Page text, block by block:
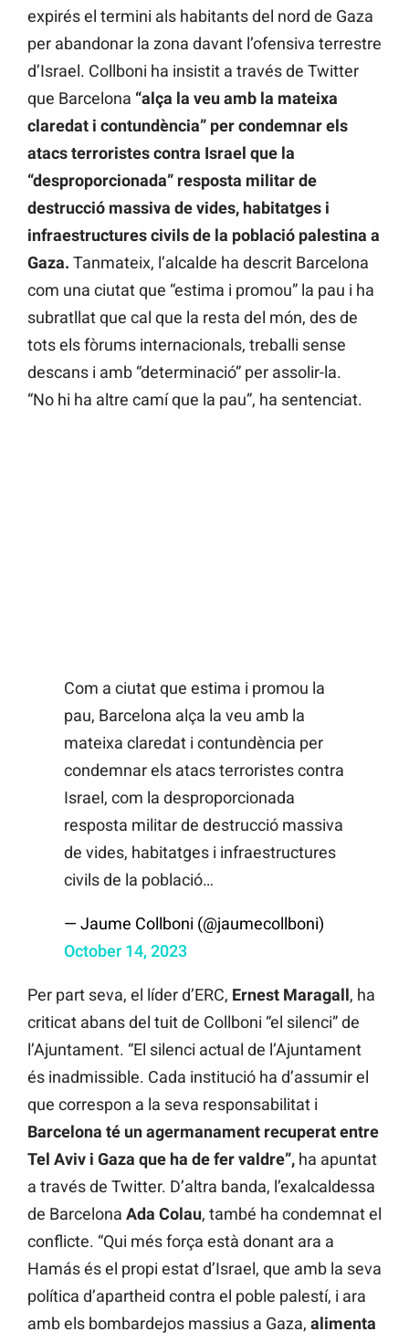
expirés el termini als habitants del nord de Gaza
per abandonar la zona davant l’ofensiva terrestre
d’Israel. Collboni ha insistit a través de Twitter
que Barcelona “alça la veu amb la mateixa
claredat i contundència” per condemnar els
atacs terroristes contra Israel que la
“desproporcionada” resposta militar de
destrucció massiva de vides, habitatges i
infraestructures civils de la població palestina a
Gaza. Tanmateix, l’alcalde ha descrit Barcelona
com una ciutat que “estima i promou” la pau i ha
subratllat que cal que la resta del món, des de
tots els fòrums internacionals, treballi sense
descans i amb “determinació” per assolir-la.
“No hi ha altre camí que la pau”, ha sentenciat.
Com a ciutat que estima i promou la
pau, Barcelona alça la veu amb la
mateixa claredat i contundència per
condemnar els atacs terroristes contra
Israel, com la desproporcionada
resposta militar de destrucció massiva
de vides, habitatges i infraestructures
civils de la població…
— Jaume Collboni (@jaumecollboni)
October 14, 2023
Per part seva, el líder d’ERC, Ernest Maragall, ha
criticat abans del tuit de Collboni “el silenci” de
l’Ajuntament. “El silenci actual de l’Ajuntament
és inadmissible. Cada institució ha d’assumir el
que correspon a la seva responsabilitat i
Barcelona té un agermanament recuperat entre
Tel Aviv i Gaza que ha de fer valdre”, ha apuntat
a través de Twitter. D’altra banda, l’exalcaldessa
de Barcelona Ada Colau, també ha condemnat el
conflicte. “Qui més força està donant ara a
Hamás és el propi estat d’Israel, que amb la seva
política d’apartheid contra el poble palestí, i ara
amb els bombardejos massius a Gaza, alimenta